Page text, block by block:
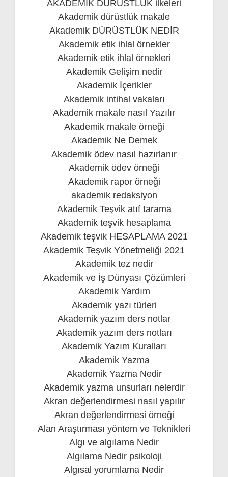
AKADEMİK DÜRÜSTLÜK ilkeleri
Akademik dürüstlük makale
Akademik DÜRÜSTLÜK NEDİR
Akademik etik ihlal örnekler
Akademik etik ihlal örnekleri
Akademik Gelişim nedir
Akademik İçerikler
Akademik intihal vakaları
Akademik makale nasıl Yazılır
Akademik makale örneği
Akademik Ne Demek
Akademik ödev nasıl hazırlanır
Akademik ödev örneği
Akademik rapor örneği
akademik redaksiyon
Akademik Teşvik atıf tarama
Akademik teşvik hesaplama
Akademik teşvik HESAPLAMA 2021
Akademik Teşvik Yönetmeliği 2021
Akademik tez nedir
Akademik ve İş Dünyası Çözümleri
Akademik Yardım
Akademik yazı türleri
Akademik yazım ders notlar
Akademik yazım ders notları
Akademik Yazım Kuralları
Akademik Yazma
Akademik Yazma Nedir
Akademik yazma unsurları nelerdir
Akran değerlendirmesi nasıl yapılır
Akran değerlendirmesi örneği
Alan Araştırması yöntem ve Teknikleri
Algı ve algılama Nedir
Algılama Nedir psikoloji
Algısal yorumlama Nedir